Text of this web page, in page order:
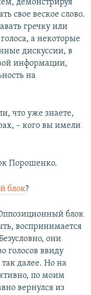
демонстрируя
свое веское слово.
гречку или
а некоторые
дискуссии, в
информации,
на
что уже знаете,
– кого вы имели
Порошенко.
блок?
блок
воспринимается
они
голосов ввиду
далее. Но на
по моим
вернулся из